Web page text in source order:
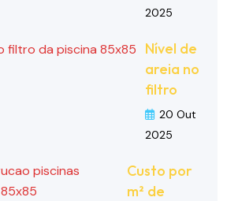
2025
Nível de
areia no
filtro
20 Out
2025
Custo por
m² de